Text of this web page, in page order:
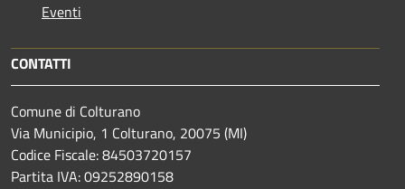
Eventi
CONTATTI
Comune di Colturano
Via Municipio, 1 Colturano, 20075 (MI)
Codice Fiscale: 84503720157
Partita IVA: 09252890158